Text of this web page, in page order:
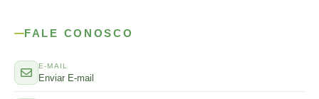
FALE CONOSCO
E-MAIL
Enviar E-mail